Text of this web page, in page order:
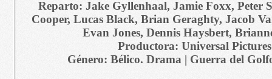
Reparto: Jake Gyllenhaal, Jamie Foxx, Peter
Cooper, Lucas Black, Brian Geraghty, Jacob
Evan Jones, Dennis Haysbert,
Productora: Universal Pictures
Género: Bélico. Drama | Guerra del